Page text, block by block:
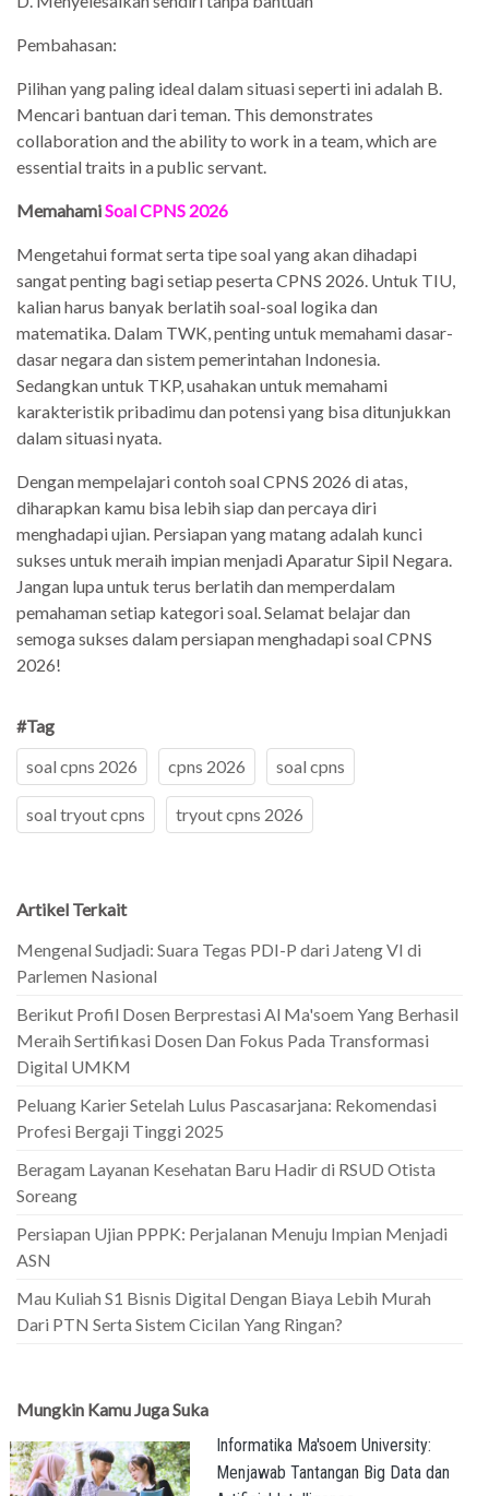
Pembahasan:
Pilihan yang paling ideal dalam situasi seperti ini adalah B.
Mencari bantuan dari teman. This demonstrates
collaboration and the ability to work in a team, which are
essential traits in a public servant.
MemahamiSoal CPNS 2026
Mengetahui format serta tipe soal yang akan dihadapi
sangat penting bagi setiap peserta CPNS 2026. Untuk TIU,
kalian harus banyak berlatih soal-soal logika dan
matematika. Dalam TWK, penting untuk memahami dasar-
dasar negara dan sistem pemerintahan Indonesia.
Sedangkan untuk TKP, usahakan untuk memahami
karakteristik pribadimu dan potensi yang bisa ditunjukkan
dalam situasi nyata.
Dengan mempelajari contoh soal CPNS 2026 di atas,
diharapkan kamu bisa lebih siap dan percaya diri
menghadapi ujian. Persiapan yang matang adalah kunci
sukses untuk meraih impian menjadi Aparatur Sipil Negara.
Jangan lupa untuk terus berlatih dan memperdalam
pemahaman setiap kategori soal. Selamat belajar dan
semoga sukses dalam persiapan menghadapi soal CPNS
2026!
#Tag
soal cpns 2026
cpns 2026 soal cpns
soal tryout cpns tryout cpns 2026
Artikel Terkait
Mengenal Sudjadi: Suara Tegas PDI-P dari Jateng VI di
Parlemen Nasional
Berikut Profil Dosen Berprestasi Al Ma'soem Yang Berhasil
Meraih Sertifikasi Dosen Dan Fokus Pada Transformasi
Digital UMKM
Peluang Karier Setelah Lulus Pascasarjana: Rekomendasi
Profesi Bergaji Tinggi 2025
Beragam Layanan Kesehatan Baru Hadir di RSUD Otista
Soreang
Persiapan Ujian PPPK: Perjalanan Menuju Impian Menjadi
ASN
Mau Kuliah S1 Bisnis Digital Dengan Biaya Lebih Murah
Dari PTN Serta Sistem Cicilan Yang Ringan?
Mungkin Kamu Juga Suka
Informatika Ma'soem University:
Menjawab Tantangan Big Data dan